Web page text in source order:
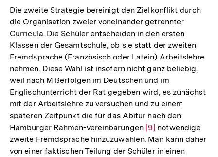
der
Fußnote
Die zweite Strategie bereinigt den Zielkonflikt durch
die Organisation zweier voneinander getrennter
Curricula. Die Schüler entscheiden in den ersten
Klassen der Gesamtschule, ob sie statt der zweiten
Fremdsprache (Französisch oder Latein) Arbeitslehre
nehmen. Diese Wahl ist insofern nicht ganz beliebig,
weil nach Mißerfolgen im Deutschen und im
Englischunterricht der Rat gegeben wird, es zunächst
mit der Arbeitslehre zu versuchen und zu einem
späteren Zeitpunkt die für das Abitur nach den
Hamburger Rahmen-vereinbarungen Zur
Auflösung
der
[9] notwendige
zweite Fremdsprache hinzuzuwählen. Man kann daher
von einer faktischen Teilung der Schüler in einen